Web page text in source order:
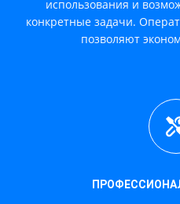
использования и
конкретные задачи.
позволяют